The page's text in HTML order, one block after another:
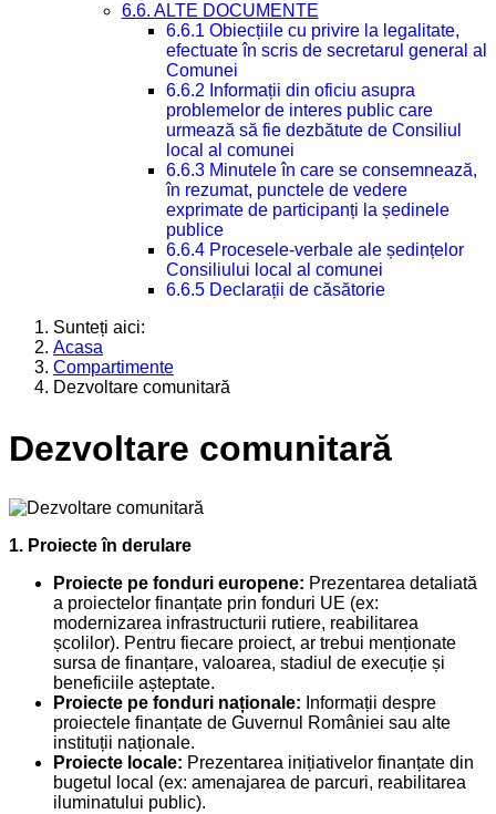
6.6. ALTE DOCUMENTE
6.6.1 Obiecțiile cu privire la legalitate,
efectuate în scris de secretarul general al
Comunei
6.6.2 Informații din oficiu asupra
problemelor de interes public care
urmează să fie dezbătute de Consiliul
local al comunei
6.6.3 Minutele în care se consemnează,
în rezumat, punctele de vedere
exprimate de participanți la ședinele
publice
6.6.4 Procesele-verbale ale ședințelor
Consiliului local al comunei
6.6.5 Declarații de căsătorie
Sunteți aici:
Acasa
Compartimente
Dezvoltare comunitară
Dezvoltare comunitară
1. Proiecte în derulare
Proiecte pe fonduri europene: Prezentarea detaliată
a proiectelor finanțate prin fonduri UE (ex:
modernizarea infrastructurii rutiere, reabilitarea
școlilor). Pentru fiecare proiect, ar trebui menționate
sursa de finanțare, valoarea, stadiul de execuție și
beneficiile așteptate.
Proiecte pe fonduri naționale: Informații despre
proiectele finanțate de Guvernul României sau alte
instituții naționale.
Proiecte locale: Prezentarea inițiativelor finanțate din
bugetul local (ex: amenajarea de parcuri, reabilitarea
iluminatului public).